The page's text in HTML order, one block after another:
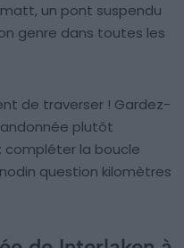
un pont suspendu
genre dans toutes les
de traverser ! Gardez-
plutôt
compléter la boucle
question kilomètres